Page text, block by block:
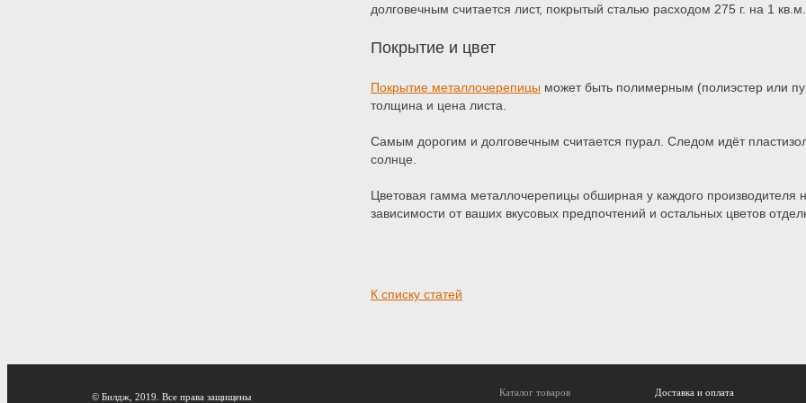
долговечным считается лист, покрытый сталью расходом 275 г. на 1
Покрытие и цвет
Покрытие металлочерепицы может быть полимерным (полиэстер или
толщина и цена листа.
Самым дорогим и долговечным считается пурал. Следом идёт
солнце.
Цветовая гамма металлочерепицы обширная у каждого производителя
зависимости от ваших вкусовых предпочтений и остальных цветов
К списку статей
© Билдж, 2019. Все права защищены Каталог товаров Доставка и оплата